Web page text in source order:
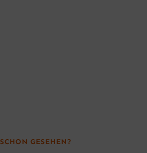
SCHON GESEHEN?